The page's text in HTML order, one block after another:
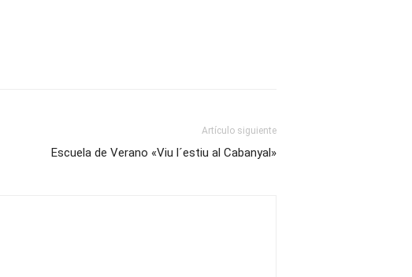
Artículo siguiente
Escuela de Verano «Viu l´estiu al Cabanyal»